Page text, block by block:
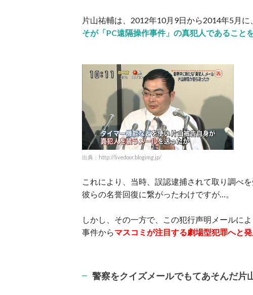
片山祐輔は、2012年10月9日から2014年5月
そが「PC遠隔操作事件」の真犯人であること
出典：http://livedoor.blogimg.jp/
これにより、当時、誤認逮捕されて取り調べ
彼らの名誉回復に繋がったわけですが…。
しかし、その一方で、この犯行声明メールに
事件からマスコミが注目する劇場型犯罪へと
警察をクイズメールでもてあそんだ片